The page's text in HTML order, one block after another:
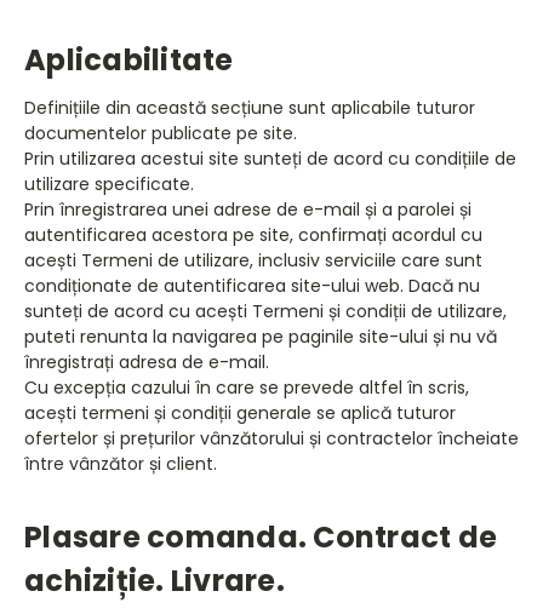
Aplicabilitate
Definițiile din această secțiune sunt aplicabile tuturor
documentelor publicate pe site.
Prin utilizarea acestui site sunteți de acord cu condițiile de
utilizare specificate.
Prin înregistrarea unei adrese de e-mail și a parolei și
autentificarea acestora pe site, confirmați acordul cu
acești Termeni de utilizare, inclusiv serviciile care sunt
condiționate de autentificarea site-ului web. Dacă nu
sunteți de acord cu acești Termeni și condiții de utilizare,
puteti renunta la navigarea pe paginile site-ului și nu vă
înregistrați adresa de e-mail.
Cu excepția cazului în care se prevede altfel în scris,
acești termeni și condiții generale se aplică tuturor
ofertelor și prețurilor vânzătorului și contractelor încheiate
între vânzător și client.
Plasare comanda. Contract de
achiziție. Livrare.